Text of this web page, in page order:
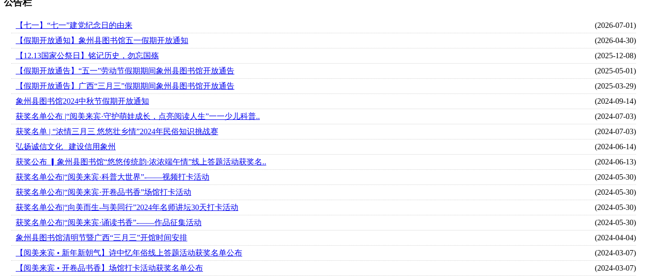
公告栏
【七一】“七一”建党纪念日的由来
(2026-07-01)
【假期开放通知】象州县图书馆五一假期开放通知
(2026-04-30)
【12.13国家公祭日】铭记历史，勿忘国殇
(2025-12-08)
【假期开放通告】“五一”劳动节假期期间象州县图书馆开放通告
(2025-05-01)
【假期开放通告】广西“三月三”假期期间象州县图书馆开放通告
(2025-03-29)
象州县图书馆2024中秋节假期开放通知
(2024-09-14)
获奖名单公布 |“阅美来宾·守护萌娃成长，点亮阅读人生”一一少儿科普..
(2024-07-03)
获奖名单 | “浓情三月三 悠悠壮乡情”2024年民俗知识挑战赛
(2024-07-03)
弘扬诚信文化 建设信用象州
(2024-06-14)
获奖公布 ▎象州县图书馆“悠悠传统韵·浓浓端午情”线上答题活动获奖名..
(2024-06-13)
获奖名单公布|“阅美来宾·科普大世界”-——视频打卡活动
(2024-05-30)
获奖名单公布|“阅美来宾·开卷品书香”场馆打卡活动
(2024-05-30)
获奖名单公布|“向美而生-与美同行”2024年名师讲坛30天打卡活动
(2024-05-30)
获奖名单公布|“阅美来宾·诵读书香”-——作品征集活动
(2024-05-30)
象州县图书馆清明节暨广西“三月三”开馆时间安排
(2024-04-04)
【阅美来宾 • 新年新朝气】诗中忆年俗线上答题活动获奖名单公布
(2024-03-07)
【阅美来宾 • 开卷品书香】场馆打卡活动获奖名单公布
(2024-03-07)